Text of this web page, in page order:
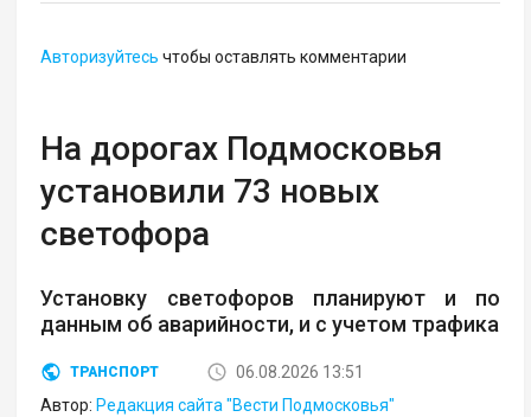
Авторизуйтесь чтобы оставлять комментарии
На дорогах Подмосковья
установили 73 новых
светофора
Установку светофоров планируют и по
данным об аварийности, и с учетом трафика
ТРАНСПОРТ
06.08.2026 13:51
Автор: Редакция сайта "Вести Подмосковья"